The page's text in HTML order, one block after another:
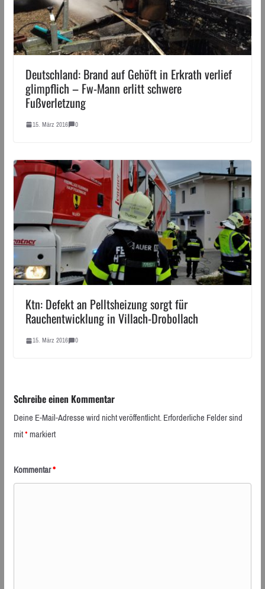
Deutschland: Brand auf Gehöft in Erkrath verlief
glimpflich – Fw-Mann erlitt schwere
Fußverletzung
15. März 2016 0
Ktn: Defekt an Pelltsheizung sorgt für
Rauchentwicklung in Villach-Drobollach
15. März 2016 0
Schreibe einen Kommentar
Deine E-Mail-Adresse wird nicht veröffentlicht.Erforderliche Felder sind
mit*markiert
Kommentar*